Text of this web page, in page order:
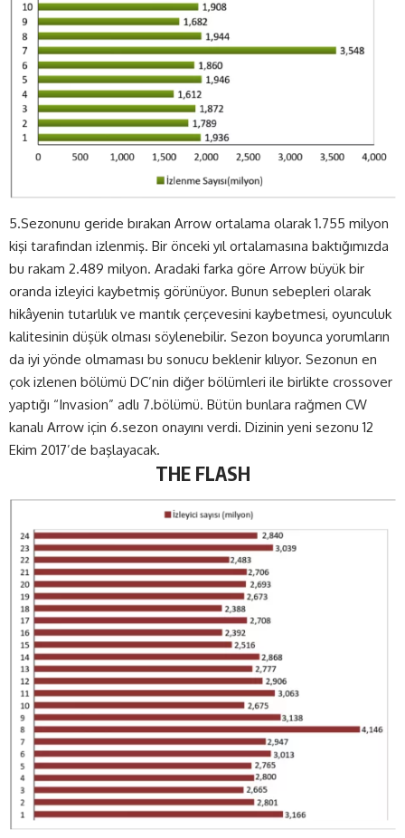
5.Sezonunu geride bırakan Arrow ortalama olarak 1.755 milyon
kişi tarafından izlenmiş. Bir önceki yıl ortalamasına baktığımızda
bu rakam 2.489 milyon. Aradaki farka göre Arrow büyük bir
oranda izleyici kaybetmiş görünüyor. Bunun sebepleri olarak
hikâyenin tutarlılık ve mantık çerçevesini kaybetmesi, oyunculuk
kalitesinin düşük olması söylenebilir. Sezon boyunca yorumların
da iyi yönde olmaması bu sonucu beklenir kılıyor. Sezonun en
çok izlenen bölümü DC’nin diğer bölümleri ile birlikte crossover
yaptığı “Invasion” adlı 7.bölümü. Bütün bunlara rağmen CW
kanalı Arrow için 6.sezon onayını verdi. Dizinin yeni sezonu 12
Ekim 2017’de başlayacak.
THE FLASH